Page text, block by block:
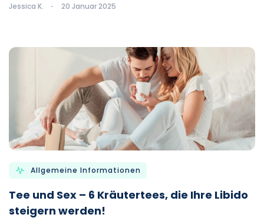
Jessica K. 20 Januar 2025
Allgemeine Informationen
Tee und Sex – 6 Kräutertees, die Ihre Libido
steigern werden!